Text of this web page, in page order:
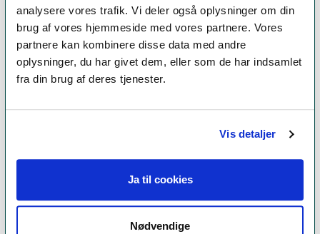
analysere vores trafik. Vi deler også oplysninger om din
brug af vores hjemmeside med vores partnere. Vores
partnere kan kombinere disse data med andre
oplysninger, du har givet dem, eller som de har indsamlet
fra din brug af deres tjenester.
Vis detaljer
Ja til cookies
Nødvendige
Et medlemskab af Dansk Psykoterapeutforening
er et kvalitetsstempel. Alle vores medlemmer skal
leve op til en række kriterier om uddannelse og
MPF